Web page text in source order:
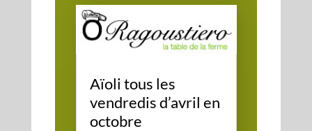
Aïoli tous les
vendredis d’avril en
octobre